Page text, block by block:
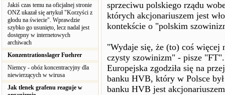
Jakiś czas temu na oficjalnej stronie
ONZ ukazał się artykuł "Korzyści z
głodu na świecie". Wprawdzie
szybko go usunięto, lecz nadal jest
dostępny w internetowych
archiwach
Konzentrationslager Fuehrer
Niemcy - obóz koncentracyjny dla
niewierzących w wirusa
Jak tlenek grafenu reaguje w
sprzeciwu polskiego rządu
których akcjonariuszem jest
kontekście o "polskim
"Wydaje się, że (to) coś więcej
czysty szowinizm" - pisze
Europejska zgodziła się na
banku HVB, który w Polsce
banku HVB jest